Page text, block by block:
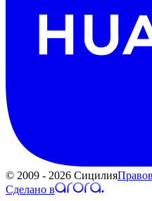
© 2009 - 2026 Сицилия
Сделано в